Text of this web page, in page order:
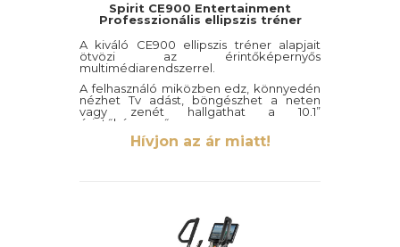
Spirit CE900 Entertainment
Professzionális ellipszis tréner
A kiváló CE900 ellipszis tréner alapjait
ötvözi az érintőképernyős
multimédiarendszerrel.
A felhasználó miközben edz, könnyedén
nézhet Tv adást, böngészhet a neten
vagy zenét hallgathat a 10.1”
érintőképernyőn.
Az ellipszis tréner sima mozgása
Hívjon az ár miatt!